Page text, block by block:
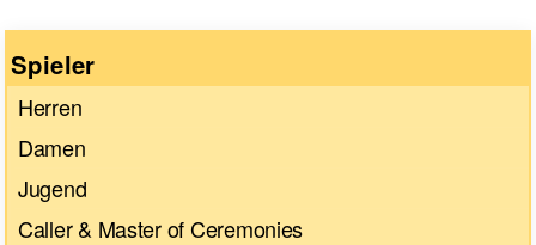
Spieler
Herren
Damen
Jugend
Caller & Master of Ceremonies